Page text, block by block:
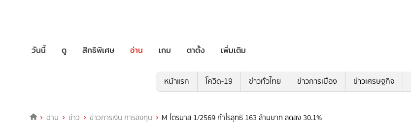
วันนี้ ดู สิทธิพิเศษ อ่าน เกม ตาตั้ง เพิ่มเติม
หน้าแรก โควิด-19 ข่าวทั่วไทย ข่าวการเมือง ข่าวเศรษฐกิจ
อ่าน ข่าว ข่าวการเงิน การลงทุน M ไตรมาส 1/2569 กำไรสุทธิ 163 ล้านบาท ลดลง 30.1%